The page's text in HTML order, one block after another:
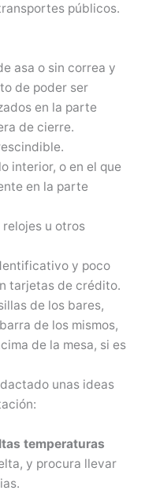
públicos.
asa o sin correa y
de poder ser
en la parte
de cierre.
interior, o en el que
en la parte
u otros
y poco
tarjetas de crédito.
de los bares,
de los mismos,
de la mesa, si es
unas ideas
temperaturas
y procura llevar